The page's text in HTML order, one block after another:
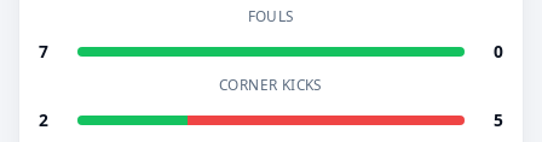
FOULS
7 0
CORNER KICKS
2 5